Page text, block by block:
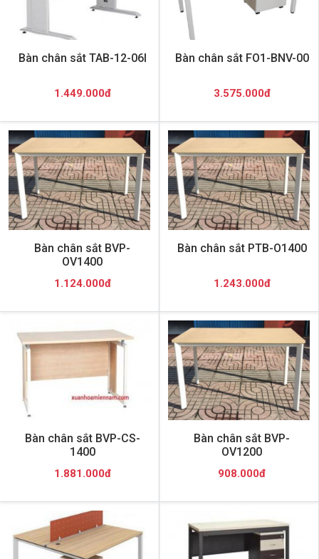
Bàn chân sắt TAB-12-06I
1.449.000đ
Bàn chân sắt FO1-BNV-00
3.575.000đ
Bàn chân sắt BVP-
OV1400
1.124.000đ
Bàn chân sắt PTB-O1400
1.243.000đ
Bàn chân sắt BVP-CS-
1400
1.881.000đ
Bàn chân sắt BVP-
OV1200
908.000đ